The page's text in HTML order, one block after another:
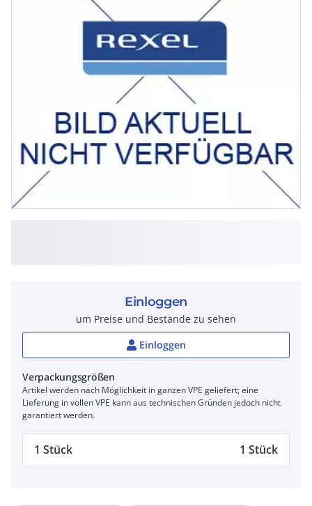
Einloggen
um Preise und Bestände zu sehen
Einloggen
Verpackungsgrößen
Artikel werden nach Möglichkeit in ganzen VPE geliefert; eine
Lieferung in vollen VPE kann aus technischen Gründen jedoch nicht
garantiert werden.
1 Stück 1 Stück